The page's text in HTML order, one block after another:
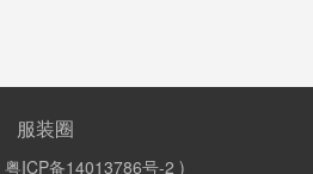
服装圈
粤ICP备14013786号-2 )